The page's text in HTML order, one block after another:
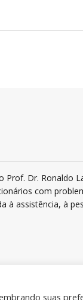
Dr. Ronaldo
com
à assistência, à
suas